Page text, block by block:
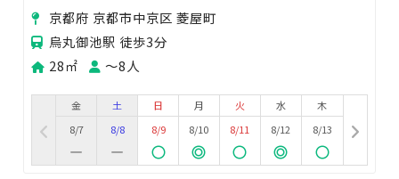
京都府 京都市中京区 菱屋町
烏丸御池駅 徒歩3分
28㎡
〜8人
金
8/7
土
8/8
日
8/9
月
8/10
火
8/11
水
8/12
木
8/13